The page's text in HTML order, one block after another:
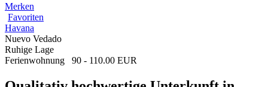
Merken
Favoriten
Havana
Nuevo Vedado
Ruhige Lage
Ferienwohnung
90 - 110.00 EUR